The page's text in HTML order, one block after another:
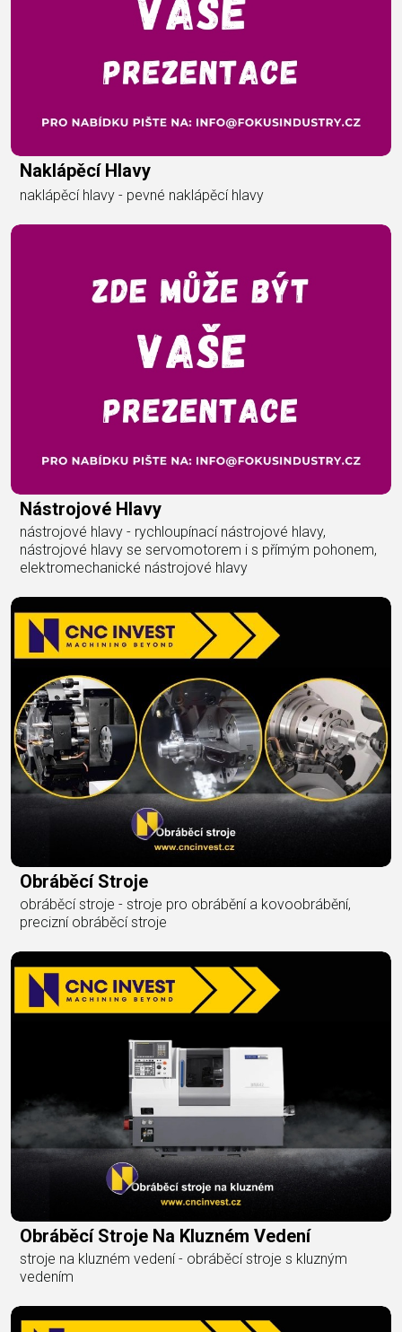
Naklápěcí Hlavy
naklápěcí hlavy - pevné naklápěcí hlavy
Nástrojové Hlavy
nástrojové hlavy - rychloupínací nástrojové hlavy,
nástrojové hlavy se servomotorem i s přímým pohonem,
elektromechanické nástrojové hlavy
Obráběcí Stroje
obráběcí stroje - stroje pro obrábění a kovoobrábění,
precizní obráběcí stroje
Obráběcí Stroje Na Kluzném Vedení
stroje na kluzném vedení - obráběcí stroje s kluzným
vedením